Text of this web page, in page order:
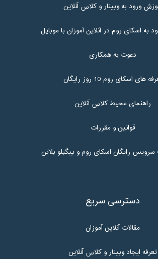
ورود به وبینار و کلاس آنلاین
به اسکای روم در آنلاین آموزان با موبایل
دعوت به همکاری
های اسکای روم 10 روز رایگان
راهنمای محیط کلاس آنلاین
قوانین و مقررات
رایگان اسکای روم و بیگبلو بلاتن
دسترسی سریع
مقالات آنلاین آموزان
تعرفه ایجاد وبینار و کلاس آنلاین